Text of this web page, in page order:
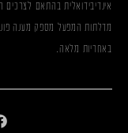
אינדיבידואלית בהתאם
מדלתות המפעל מספק מענה
באחריות מלאה.